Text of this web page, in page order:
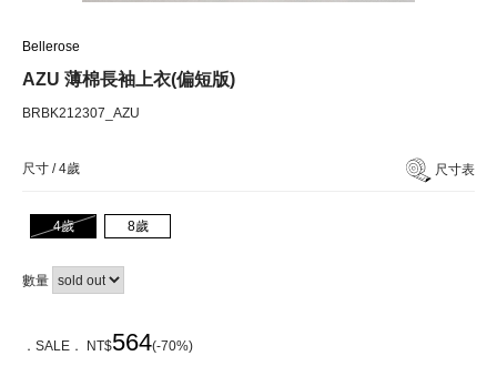
Bellerose
AZU 薄棉長袖上衣(偏短版)
BRBK212307_AZU
尺寸 /4歲 尺寸表
4歲 8歲
數量
．SALE． NT$564(-70%)